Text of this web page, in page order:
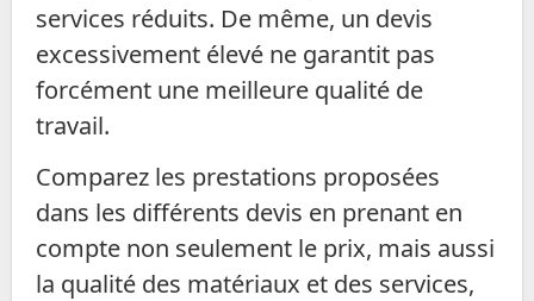
services réduits. De même, un devis
excessivement élevé ne garantit pas
forcément une meilleure qualité de
travail.
Comparez les prestations proposées
dans les différents devis en prenant en
compte non seulement le prix, mais aussi
la qualité des matériaux et des services,